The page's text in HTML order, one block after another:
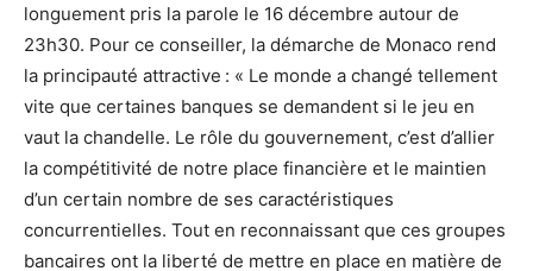
longuement pris la parole le 16 décembre autour de
23h30. Pour ce conseiller, la démarche de Monaco rend
la principauté attractive : « Le monde a changé tellement
vite que certaines banques se demandent si le jeu en
vaut la chandelle. Le rôle du gouvernement, c’est d’allier
la compétitivité de notre place financière et le maintien
d’un certain nombre de ses caractéristiques
concurrentielles. Tout en reconnaissant que ces groupes
bancaires ont la liberté de mettre en place en matière de